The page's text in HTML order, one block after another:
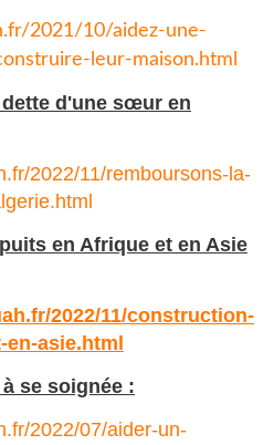
2021/10/aidez-une-
leur-maison.html
dette d'une sœur en
2022/11/remboursons-la-
en Afrique et en Asie
2022/11/construction-
asie.html
se soignée :
2022/07/aider-un-